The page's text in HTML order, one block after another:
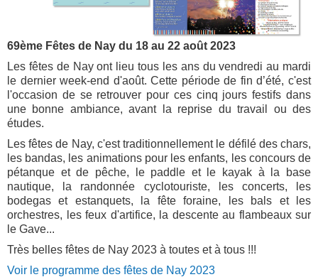
69ème Fêtes de Nay du 18 au 22 août 2023
Les fêtes de Nay ont lieu tous les ans du vendredi au mardi
le dernier week-end d'août. Cette période de fin d’été, c'est
l'occasion de se retrouver pour ces cinq jours festifs dans
une bonne ambiance, avant la reprise du travail ou des
études.
Les fêtes de Nay, c'est traditionnellement le défilé des chars,
les bandas, les animations pour les enfants, les concours de
pétanque et de pêche, le paddle et le kayak à la base
nautique, la randonnée cyclotouriste, les concerts, les
bodegas et estanquets, la fête foraine, les bals et les
orchestres, les feux d'artifice, la descente au flambeaux sur
le Gave...
Très belles fêtes de Nay 2023 à toutes et à tous !!!
Voir le programme des fêtes de Nay 2023